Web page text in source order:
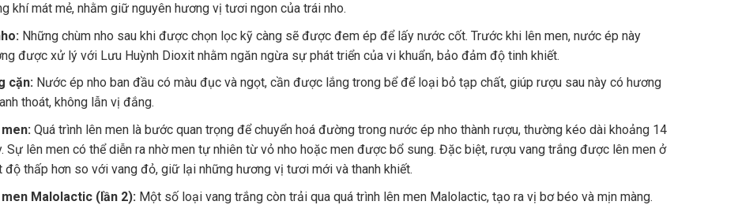
khí mát mẻ, nhằm giữ nguyên hương vị tươi ngon của trái nho.
Những chùm nho sau khi được chọn lọc kỹ càng sẽ được đem ép để lấy nước cốt. Trước khi lên men, nước ép này
được xử lý với Lưu Huỳnh Dioxit nhằm ngăn ngừa sự phát triển của vi khuẩn, bảo đảm độ tinh khiết.
cặn:Nước ép nho ban đầu có màu đục và ngọt, cần được lắng trong bể để loại bỏ tạp chất, giúp rượu sau này có hương
thoát, không lẫn vị đắng.
Quá trình lên men là bước quan trọng để chuyển hoá đường trong nước ép nho thành rượu, thường kéo dài khoảng 14
Sự lên men có thể diễn ra nhờ men tự nhiên từ vỏ nho hoặc men được bổ sung. Đặc biệt, rượu vang trắng được lên men ở
độ thấp hơn so với vang đỏ, giữ lại những hương vị tươi mới và thanh khiết.
Malolactic (lần 2): Một số loại vang trắng còn trải qua quá trình lên men Malolactic, tạo ra vị bơ béo và mịn màng.